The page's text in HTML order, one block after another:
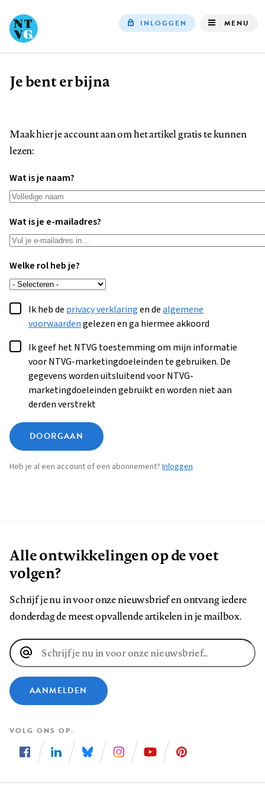
INLOGGEN MENU
Kruimelpad
Je bent er bijna
Maak hier je account aan om het artikel gratis te kunnen
lezen:
Wat is je naam?
Wat is je e-mailadres?
Welke rol heb je?
Ik heb de privacy verklaringen dealgemene
voorwaardengelezen en ga hiermee akkoord
Ik geef het NTVG toestemming om mijn informatie
voor NTVG-marketingdoeleinden te gebruiken. De
gegevens worden uitsluitend voor NTVG-
marketingdoeleinden gebruikt en worden niet aan
derden verstrekt
DOORGAAN
Heb je al een account of een abonnement? Inloggen
Alle ontwikkelingen op de voet
volgen?
Schrijf je nu in voor onze nieuwsbrief en ontvang iedere
donderdag de meest opvallende artikelen in je mailbox.
E-
mailadres
AANMELDEN
VOLG ONS OP
ons
ons
ons
ons
ons
ons